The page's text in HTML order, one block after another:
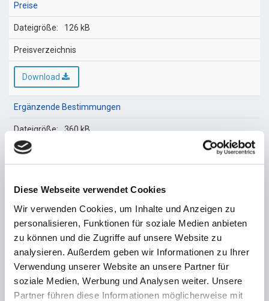
Diese Webseite verwendet Cookies
Wir verwenden Cookies, um Inhalte und Anzeigen zu
personalisieren, Funktionen für soziale Medien anbieten
zu können und die Zugriffe auf unsere Website zu
analysieren. Außerdem geben wir Informationen zu Ihrer
Verwendung unserer Website an unsere Partner für
soziale Medien, Werbung und Analysen weiter. Unsere
Partner führen diese Informationen möglicherweise mit
Preise
126 kB
Preisverzeichnis
Download
Ergänzende Bestimmungen
360 kB
Ergänzende Bestimmungen zur AVBWasserV
Technische Anschlussbedingungen
182 kB
Technische Anschlussbestimmungen für den Anschluss an das
Trinkwassernetz
Download